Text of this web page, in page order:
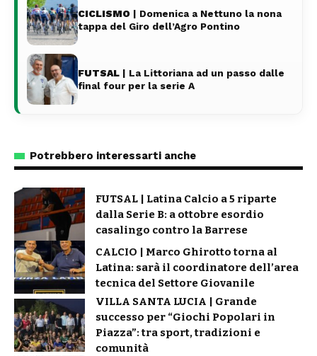
CICLISMO | Domenica a Nettuno la nona
tappa del Giro dell’Agro Pontino
FUTSAL | La Littoriana ad un passo dalle
final four per la serie A
Potrebbero interessarti anche
FUTSAL | Latina Calcio a 5 riparte
dalla Serie B: a ottobre esordio
casalingo contro la Barrese
CALCIO | Marco Ghirotto torna al
Latina: sarà il coordinatore dell’area
tecnica del Settore Giovanile
VILLA SANTA LUCIA | Grande
successo per “Giochi Popolari in
Piazza”: tra sport, tradizioni e
comunità